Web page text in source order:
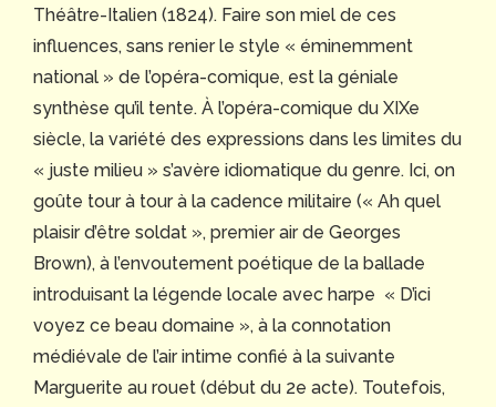
Théâtre-Italien (1824). Faire son miel de ces
influences, sans renier le style « éminemment
national » de l’opéra-comique, est la géniale
synthèse qu’il tente. À l’opéra-comique du XIXe
siècle, la variété des expressions dans les limites du
« juste milieu » s’avère idiomatique du genre. Ici, on
goûte tour à tour à la cadence militaire (« Ah quel
plaisir d’être soldat », premier air de Georges
Brown), à l’envoutement poétique de la ballade
introduisant la légende locale avec harpe « D’ici
voyez ce beau domaine », à la connotation
médiévale de l’air intime confié à la suivante
Marguerite au rouet (début du 2e acte). Toutefois,